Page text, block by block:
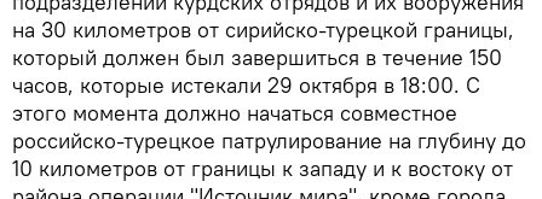
на 30 километров от сирийско-турецкой границы,
который должен был завершиться в течение 150
часов, которые истекали 29 октября в 18:00. С
этого момента должно начаться совместное
российско-турецкое патрулирование на глубину до
10 километров от границы к западу и к востоку от